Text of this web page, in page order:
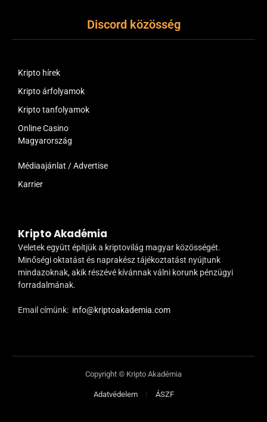
Discord közösség
Kripto hírek
Kripto árfolyamok
Kripto tanfolyamok
Online Casino
Magyarország
Médiaajánlat / Advertise
Karrier
Kripto Akadémia
Veletek együtt építjük a kriptovilág magyar közösségét.
Minőségi oktatást és naprakész tájékoztatást nyújtunk
mindazoknak, akik részévé kívánnak válni korunk pénzügyi
forradalmának.
Email címünk: info@kriptoakademia.com
Copyright © Kripto Akadémia
Adatvédelem ÁSZF